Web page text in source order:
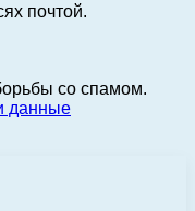
почтой.
со спамом.
данные